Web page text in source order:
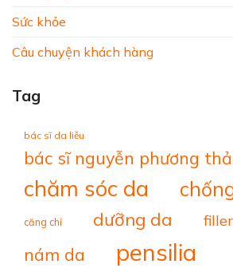
Sức khỏe
Câu chuyện khách hàng
Tag
bác sĩ da liễu
bác sĩ nguyễn phương
chăm sóc da
căng chỉ dưỡng da filler
nám da pensilia